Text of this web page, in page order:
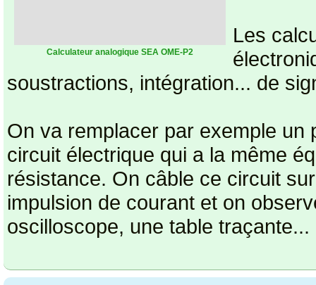
Calculateur analogique SEA OME-P2
Les
soustractions, intégration... de
On va remplacer par exemple
circuit électrique qui a la même
résistance. On câble ce circuit
impulsion de courant et on
oscilloscope, une table traçante...